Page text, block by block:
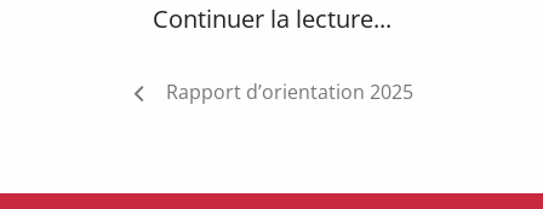
Continuer la lecture...
NavigationRapport d’orientation 2025